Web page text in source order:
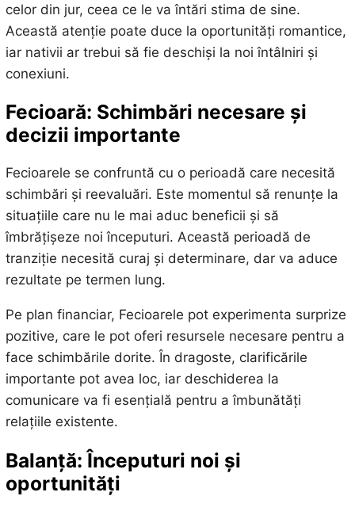
celor din jur, ceea ce le va întări stima de sine.
Această atenție poate duce la oportunități romantice,
iar nativii ar trebui să fie deschiși la noi întâlniri și
conexiuni.
Fecioară: Schimbări necesare și
decizii importante
Fecioarele se confruntă cu o perioadă care necesită
schimbări și reevaluări. Este momentul să renunțe la
situațiile care nu le mai aduc beneficii și să
îmbrățișeze noi începuturi. Această perioadă de
tranziție necesită curaj și determinare, dar va aduce
rezultate pe termen lung.
Pe plan financiar, Fecioarele pot experimenta surprize
pozitive, care le pot oferi resursele necesare pentru a
face schimbările dorite. În dragoste, clarificările
importante pot avea loc, iar deschiderea la
comunicare va fi esențială pentru a îmbunătăți
relațiile existente.
Balanță: Începuturi noi și
oportunități